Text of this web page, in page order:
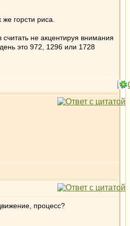
горсти риса.
не акцентируя внимания
это 972, 1296 или 1728
процесс?